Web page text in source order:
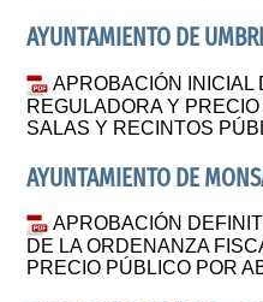
AYUNTAMIENTO DE
APROBACIÓN INICIAL
REGULADORA Y
SALAS Y RECINTOS
AYUNTAMIENTO DE
APROBACIÓN
DE LA ORDENANZA
PRECIO PÚBLICO POR